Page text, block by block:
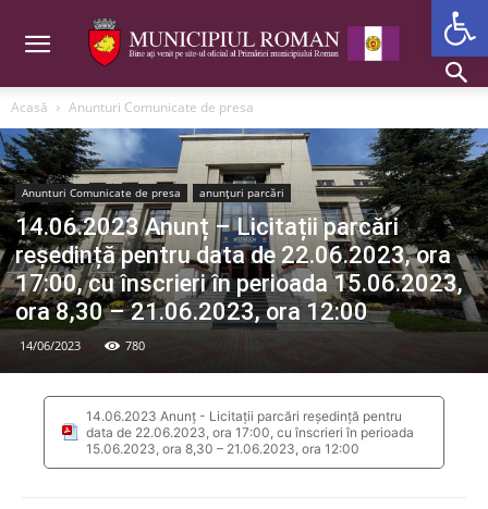
Acasă Anunturi Comunicate de presa
Anunturi Comunicate de presa anunțuri parcări
14.06.2023 Anunț – Licitații parcări
reședință pentru data de 22.06.2023, ora
17:00, cu înscrieri în perioada 15.06.2023,
ora 8,30 – 21.06.2023, ora 12:00
14/06/2023 780
14.06.2023 Anunț - Licitații parcări reședință pentru
data de 22.06.2023, ora 17:00, cu înscrieri în perioada
15.06.2023, ora 8,30 – 21.06.2023, ora 12:00